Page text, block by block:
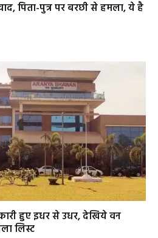
पिता-पुत्र पर बरछी से हमला, ये है
हुए इधर से उधर, देखिये वन
लिस्ट